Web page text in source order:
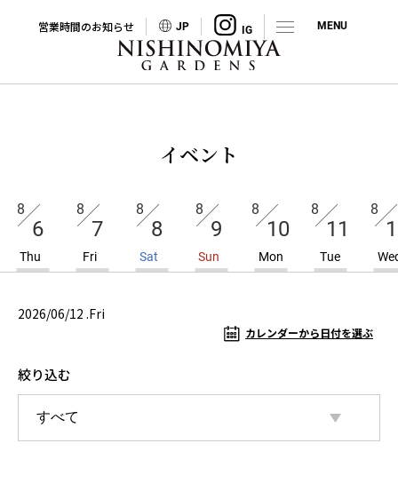
営業時間のお知らせ JP
イベント
8
6
Thu
8
7
Fri
8
8
Sat
8
9
Sun
8
10
Mon
8
11
Tue
8
2026/06/12 .Fri
カレンダーから日付を選ぶ
絞り込む